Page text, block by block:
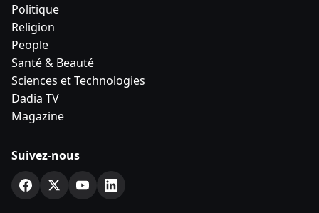
Politique
Religion
People
Santé & Beauté
Sciences et Technologies
Dadia TV
Magazine
Suivez-nous